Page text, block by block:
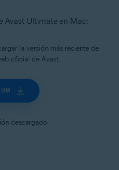
Avast Ultimate en Mac:
la versión más reciente de
oficial de Avast.
descargado